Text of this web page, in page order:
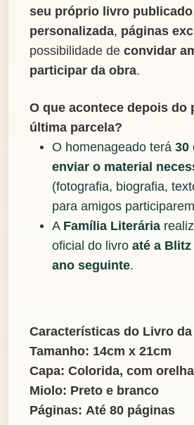
seu próprio livro publicado
personalizada, páginas
possibilidade de convidar
participar da obra.
O que acontece depois do
última parcela?
O homenageado terá 30
enviar o material
(fotografia, biografia,
para amigos
A Família Literária
oficial do livro até a
ano seguinte.
Características do Livro da
Tamanho: 14cm x 21cm
Capa: Colorida, com
Miolo: Preto e branco
Páginas: Até 80 páginas